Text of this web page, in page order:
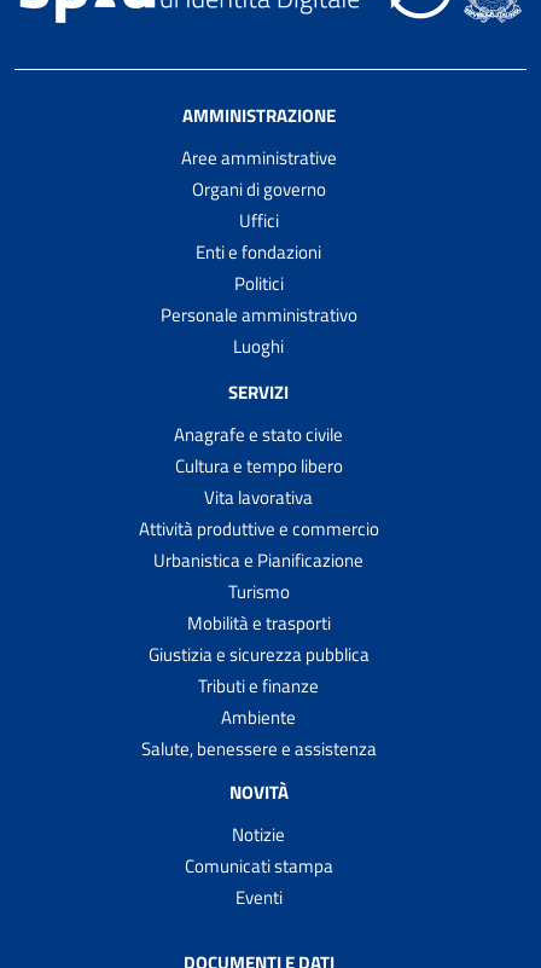
AMMINISTRAZIONE
Aree amministrative
Organi di governo
Uffici
Enti e fondazioni
Politici
Personale amministrativo
Luoghi
SERVIZI
Anagrafe e stato civile
Cultura e tempo libero
Vita lavorativa
Attività produttive e commercio
Urbanistica e Pianificazione
Turismo
Mobilità e trasporti
Giustizia e sicurezza pubblica
Tributi e finanze
Ambiente
Salute, benessere e assistenza
NOVITÀ
Notizie
Comunicati stampa
Eventi